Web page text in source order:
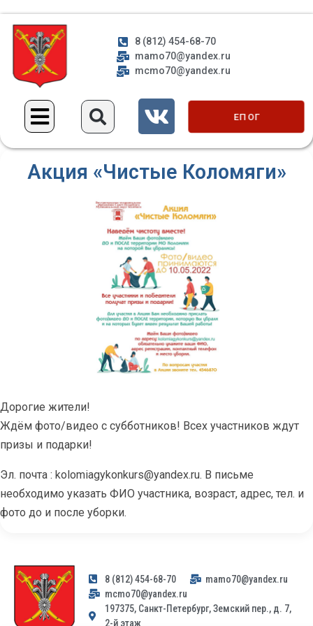
8 (812) 454-68-70
mamo70@yandex.ru
mcmo70@yandex.ru
ЕП ОГ
Акция «Чистые Коломяги»
Дорогие жители!
Ждём фото/видео с субботников! Всех участников ждут
призы и подарки!
Эл. почта : kolomiagykonkurs@yandex.ru. В письме
необходимо указать ФИО участника, возраст, адрес, тел. и
фото до и после уборки.
8 (812) 454-68-70
mamo70@yandex.ru
mcmo70@yandex.ru
197375, Санкт-Петербург, Земский пер., д. 7,
2-й этаж